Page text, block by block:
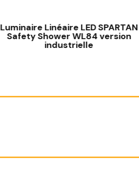
Luminaire Linéaire LED SPARTAN
Safety Shower WL84 version
industrielle